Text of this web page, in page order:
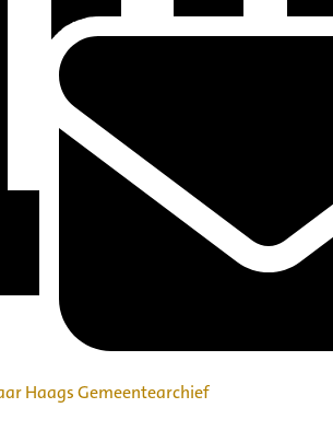
Haags Gemeentearchief